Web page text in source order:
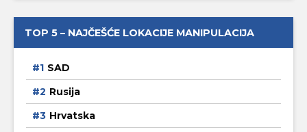
TOP 5 – NAJČEŠĆE LOKACIJE MANIPULACIJA
SAD
Rusija
Hrvatska